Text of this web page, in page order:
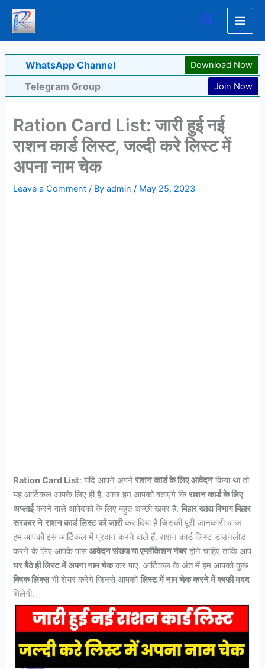
Skip
content
Search
WhatsApp Channel Download Now
Telegram Group Join Now
Ration Card List: जारी हुई नई
राशन कार्ड लिस्ट, जल्दी करे लिस्ट में
अपना नाम चेक
Leave a Comment / Byadmin/ May 25, 2023
Ration Card List: यदि आपने अपनेराशन कार्ड के लिए आवेदनकिया था तो
यह आर्टिकल आपके लिए ही है. आज हम आपको बताएंगे किराशन कार्ड के लिए
अप्लाईकरने वाले आवेदकों के लिए बहुत अच्छी खबर है.बिहार खाद्य विभाग बिहार
सरकार ने राशन कार्ड लिस्ट को जारीकर दिया है जिसकी पूरी जानकारी आज
हम आपको इस आर्टिकल में प्रदान करने वाले हैं. राशन कार्ड लिस्ट डाउनलोड
करने के लिए आपके पासआवेदन संख्या या एप्लीकेशन नंबरहोने चाहिए ताकि आप
घर बैठे ही लिस्ट में अपना नाम चेककर पाए. आर्टिकल के अंत में हम आपको कुछ
क्विक लिंक्सभी शेयर करेंगे जिनसे आपकोलिस्ट में नाम चेक करने में काफी मदद
मिलेगी.